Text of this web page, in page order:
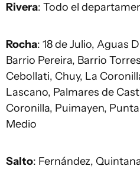
Rivera: Todo el
Rocha: 18 de Julio, Aguas
Barrio Pereira, Barrio
Cebollati, Chuy, La
Lascano, Palmares de
Coronilla, Puimayen,
Medio
Salto: Fernández,